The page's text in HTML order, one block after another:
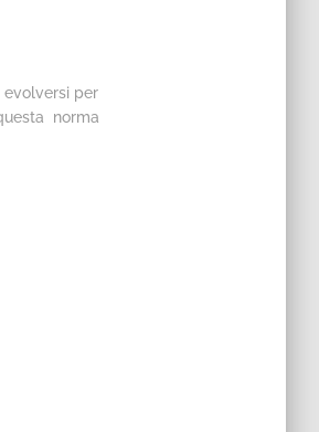
evolversi per
norma